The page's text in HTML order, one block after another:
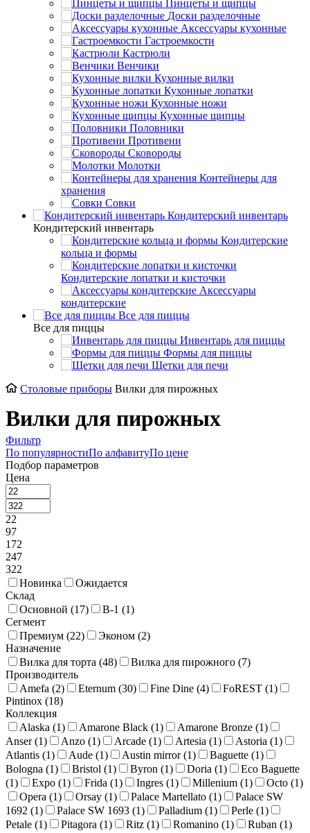
Пинцеты и щипцы
Доски разделочные
Аксессуары кухонные
Гастроемкости
Кастрюли
Венчики
Кухонные вилки
Кухонные лопатки
Кухонные ножи
Кухонные щипцы
Половники
Противени
Сковороды
Молотки
Контейнеры для
хранения
Совки
Кондитерский инвентарь
Кондитерский инвентарь
Кондитерские
кольца и формы
Кондитерские лопатки и кисточки
Аксессуары
кондитерские
Все для пиццы
Все для пиццы
Инвентарь для пиццы
Формы для пиццы
Щетки для печи
Cтоловые приборы Вилки для пирожных
Вилки для пирожных
Фильтр
По популярностиПо алфавитуПо цене
Подбор параметров
Цена
22
97
172
247
322
Новинка
Ожидается
Склад
Основной (17) В-1 (1)
Сегмент
Премиум (22) Эконом (2)
Назначение
Вилка для торта (48) Вилка для пирожного (7)
Производитель
Amefa (2) Eternum (30) Fine Dine (4) FoREST (1)
Pintinox (18)
Коллекция
Alaska (1) Amarone Black (1) Amarone Bronze (1)
Anser (1) Anzo (1) Arcade (1) Artesia (1) Astoria (1)
Atlantis (1) Aude (1) Austin mirror (1) Baguette (1)
Bologna (1) Bristol (1) Byron (1) Doria (1)
Eco Baguette
(1) Expo (1) Frida (1) Ingres (1) Millenium (1) Octo (1)
Opera (1) Orsay (1) Palace Martellato (1)
Palace SW
1692 (1) Palace SW 1693 (1) Palladium (1) Perle (1)
Petale (1) Pitagora (1) Ritz (1) Romanino (1) Ruban (1)